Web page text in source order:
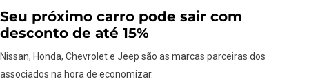
Seu próximo carro pode sair com
desconto de até 15%
Nissan, Honda, Chevrolet e Jeep são as marcas parceiras dos
associados na hora de economizar.